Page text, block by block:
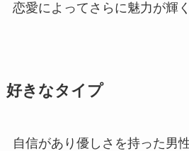
恋愛によってさらに魅力が輝
好きなタイプ
自信があり優しさを持った男